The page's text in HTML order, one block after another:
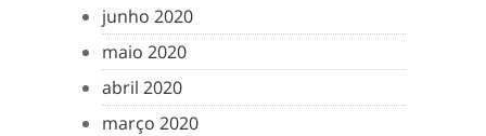
junho 2020
maio 2020
abril 2020
março 2020